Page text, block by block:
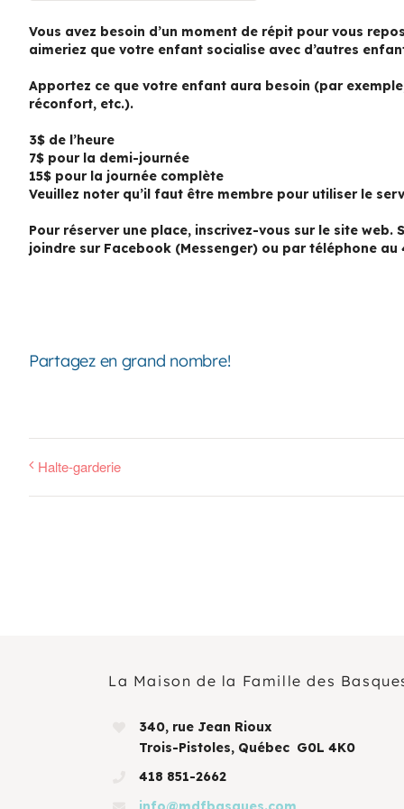
Vous avez besoin d’un moment de répit pour vous
aimeriez que votre enfant socialise avec d’autres
Apportez ce que votre enfant aura besoin (par
réconfort, etc.).
3$ de l’heure
7$ pour la demi-journée
15$ pour la journée complète
Veuillez noter qu’il faut être membre pour utiliser le
Pour réserver une place, inscrivez-vous sur le site web.
joindre sur Facebook (Messenger) ou par téléphone
Partagez en grand nombre!
Halte-garderie
La Maison de la Famille des
340, rue Jean Rioux
Trois-Pistoles, Québec G0L 4K0
418 851-2662